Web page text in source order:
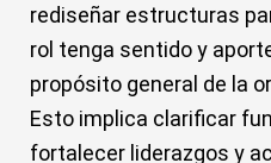
rediseñar estructuras
rol tenga sentido y
propósito general de la
Esto implica clarificar
fortalecer liderazgos y